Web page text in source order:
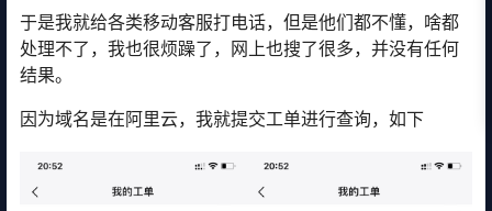
于是我就给各类移动客服打电话，但是他们都不懂，啥都
处理不了，我也很烦躁了，网上也搜了很多，并没有任何
结果。
因为域名是在阿里云，我就提交工单进行查询，如下